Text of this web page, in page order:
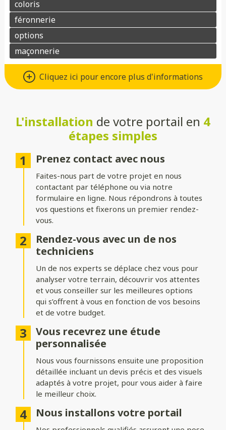
Cliquez ici pour encore plus d'informations
Différents types d’ouvertures
Choisissez le système d’ouverture qui convient au mieux à votre
Battant: idéal pour les larges entrées, avec une ouverture
classique à deux vantaux.
optimise le dégagement latéral.
Coulissant autoportant: sans rail au sol, il assure un
fonctionnement fluide et une esthétique épurée.
Formes du portail
Ajoutez du style à votre entrée avec différentes formes de
portails :
dynamique.
Bombé ou bombé inversé: des courbes élégantes pour un
effet plus traditionnel.
Chapeau de gendarme ou chapeau de gendarme inversé
: une touche classique et raffinée.
Occultation
Adaptez le niveau d’intimité et d’aération de votre portail :
Portail plein: : pour une intimité maximale et une protection
Portail semi-ajouré
L'installation de votre portail en 4
étapes simples
Prenez contact avec nous
Faites-nous part de votre projet en nous
contactant par téléphone ou via notre
formulaire en ligne. Nous répondrons à toutes
vos questions et fixerons un premier rendez-
vous.
Rendez-vous avec un de nos
techniciens
Un de nos experts se déplace chez vous pour
analyser votre terrain, découvrir vos attentes
et vous conseiller sur les meilleures options
qui s’offrent à vous en fonction de vos besoins
et de votre budget.
Vous recevrez une étude
personnalisée
Nous vous fournissons ensuite une proposition
détaillée incluant un devis précis et des visuels
adaptés à votre projet, pour vous aider à faire
le meilleur choix.
Nous installons votre portail